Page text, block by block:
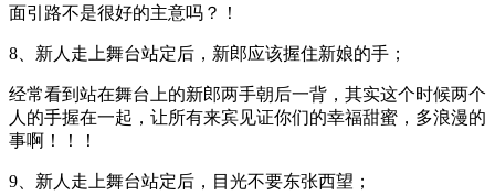
面引路不是很好的主意吗？！
8、新人走上舞台站定后，新郎应该握住新娘的手；
经常看到站在舞台上的新郎两手朝后一背，其实这个时候两个
人的手握在一起，让所有来宾见证你们的幸福甜蜜，多浪漫的
事啊！！！
9、新人走上舞台站定后，目光不要东张西望；